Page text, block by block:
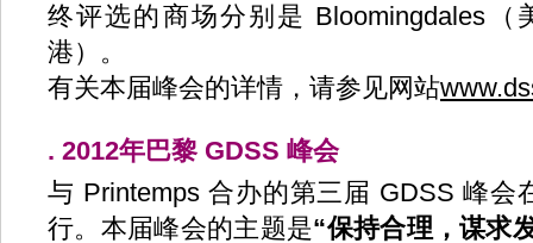
终评选的商场分别是 Bloomingdales（
港）。
有关本届峰会的详情，请参见网站
. 2012年巴黎 GDSS 峰会
与 Printemps 合办的第三届 GDSS 峰会
行。本届峰会的主题是“保持合理，谋求